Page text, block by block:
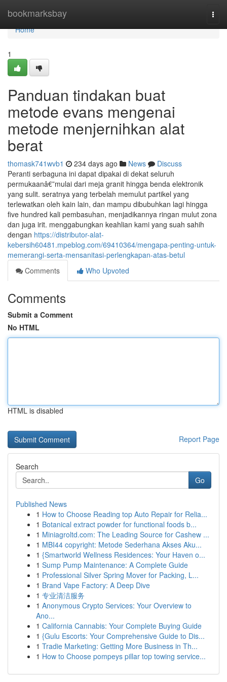
bookmarksbay
Home
Home
1
Panduan tindakan buat
metode evans mengenai
metode menjernihkan alat
berat
thomask741wvb1 234 days ago News
Discuss
Peranti serbaguna ini dapat dipakai di dekat seluruh
permukaanâ€”mulai dari meja granit hingga benda elektronik
yang sulit. seratnya yang terbelah memulut partikel yang
terlewatkan oleh kain lain, dan mampu dibubuhkan lagi hingga
five hundred kali pembasuhan, menjadikannya ringan mulut zona
dan juga irit. menggabungkan keahlian kami yang suah sahih
dengan https://distributor-alat-
kebersih60481.mpeblog.com/69410364/mengapa-penting-untuk-
memerangi-serta-mensanitasi-perlengkapan-atas-betul
Comments
Who Upvoted
Comments
Submit a Comment
No HTML
HTML is disabled
Report Page
Search
Go
Published News
1 How to Choose Reading top Auto Repair for Relia...
1 Botanical extract powder for functional foods b...
1 Miniagroltd.com: The Leading Source for Cashew ...
1 MBI44 copyright: Metode Sederhana Akses Aku...
1 {Smartworld Wellness Residences: Your Haven o...
1 Sump Pump Maintenance: A Complete Guide
1 Professional Silver Spring Mover for Packing, L...
1 Brand Vape Factory: A Deep Dive
1 专业清洁服务
1 Anonymous Crypto Services: Your Overview to
Ano...
1 California Cannabis: Your Complete Buying Guide
1 {Gulu Escorts: Your Comprehensive Guide to Dis...
1 Tradie Marketing: Getting More Business in Th...
1 How to Choose pompeys pillar top towing service...